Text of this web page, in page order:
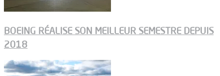
BOEING RÉALISE SON MEILLEUR SEMESTRE DEPUIS
2018